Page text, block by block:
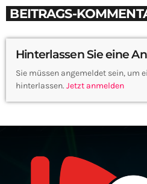
BEITRAGS-
Hinterlassen Sie eine
Sie müssen angemeldet sein, um
hinterlassen. Jetzt anmelden